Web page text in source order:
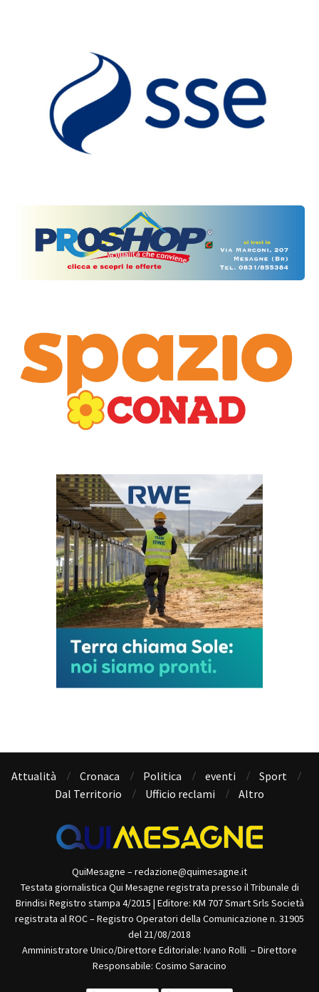
Attualità Cronaca Politica eventi
Sport
Dal Territorio
Ufficio reclami Altro
QuiMesagne – redazione@quimesagne.it
Testata giornalistica Qui Mesagne registrata presso il Tribunale di
Brindisi Registro stampa 4/2015 | Editore: KM 707 Smart Srls Società
registrata al ROC – Registro Operatori della Comunicazione n. 31905
del 21/08/2018
Amministratore Unico/Direttore Editoriale: Ivano Rolli – Direttore
Responsabile: Cosimo Saracino